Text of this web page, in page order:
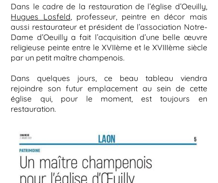
Dans le cadre de la restauration de l’église d’Oeuilly,
Hugues Losfeld , professeur, peintre en décor mais
aussi restaurateur et président de l’association Notre-
Dame d’Oeuilly a fait l’acquisition d’une belle œuvre
religieuse peinte entre le XVIIème et le XVIIIème siècle
par un petit maître champenois.
Dans quelques jours, ce beau tableau viendra
rejoindre son futur emplacement au sein de cette
église qui, pour le moment, est toujours en
restauration.